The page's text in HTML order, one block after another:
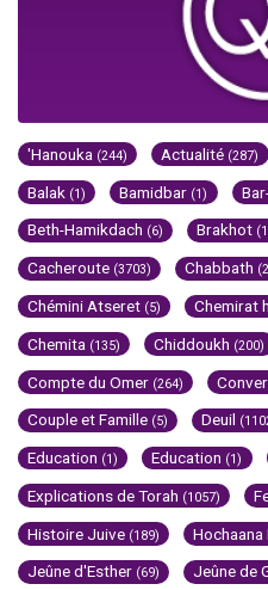
'Hanouka (244) Actualité (287)
Balak (1) Bamidbar (1)
Beth-Hamikdach (6) Brakhot
Cacheroute (3703) Chabbath
Chémini Atseret (5) Chemirat
Chemita (135) Chiddoukh (200)
Compte du Omer (264)
Couple et Famille (5) Deuil
Education (1) Education (1)
Explications de Torah (1057)
Histoire Juive (189) Hochaana
Jeûne d'Esther (69) Jeûne de